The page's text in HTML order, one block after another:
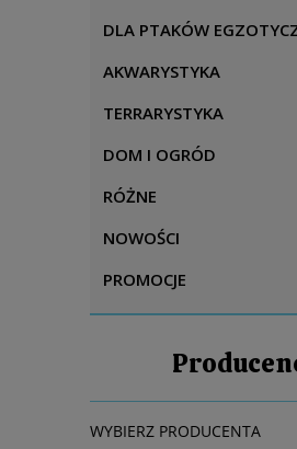
DLA PTAKÓW
AKWARYSTYKA
TERRARYSTYKA
DOM I OGRÓD
RÓŻNE
NOWOŚCI
PROMOCJE
WYBIERZ PRODUCENTA